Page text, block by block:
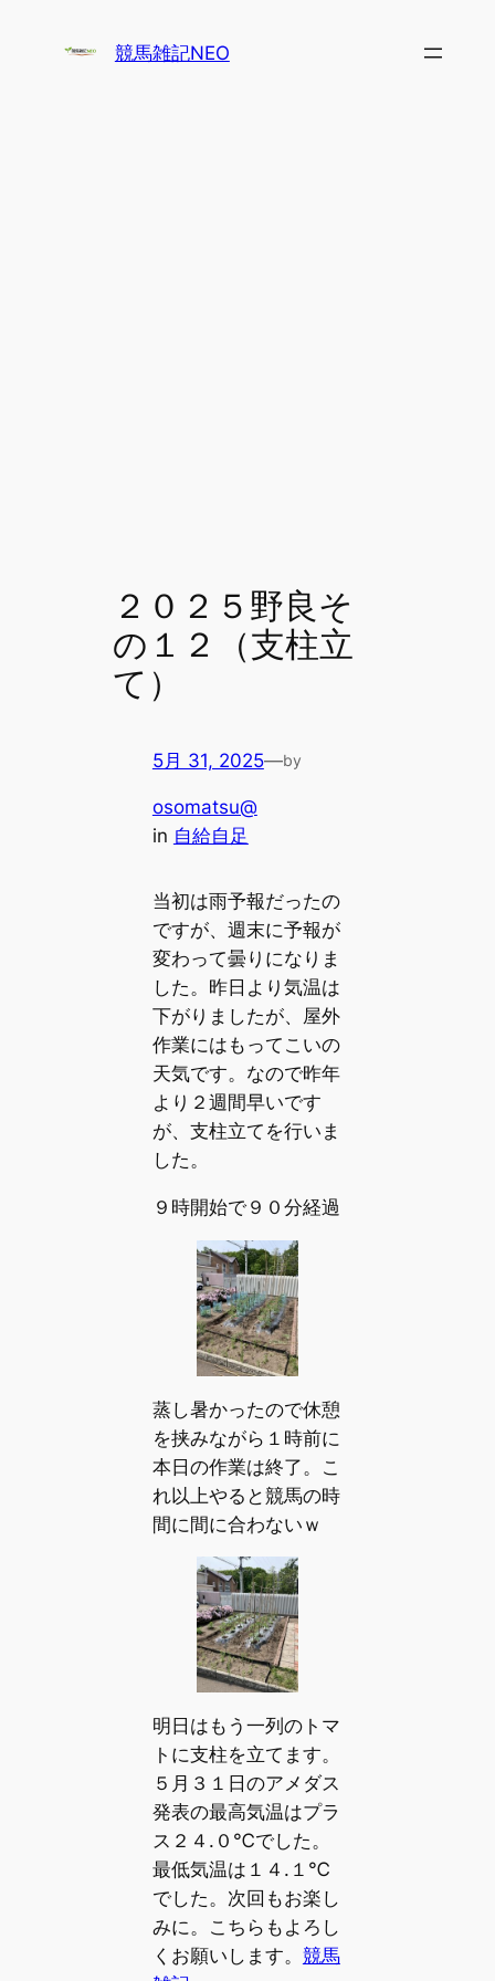
競馬雑記NEO
２０２５野良そ
の１２（支柱立
て）
5月 31, 2025—by
osomatsu@
in 自給自足
当初は雨予報だったの
ですが、週末に予報が
変わって曇りになりま
した。昨日より気温は
下がりましたが、屋外
作業にはもってこいの
天気です。なので昨年
より２週間早いです
が、支柱立てを行いま
した。
９時開始で９０分経過
蒸し暑かったので休憩
を挟みながら１時前に
本日の作業は終了。こ
れ以上やると競馬の時
間に間に合わないｗ
明日はもう一列のトマ
トに支柱を立てます。
５月３１日のアメダス
発表の最高気温はプラ
ス２４.０℃でした。
最低気温は１４.１℃
でした。次回もお楽し
みに。こちらもよろし
くお願いします。 競馬